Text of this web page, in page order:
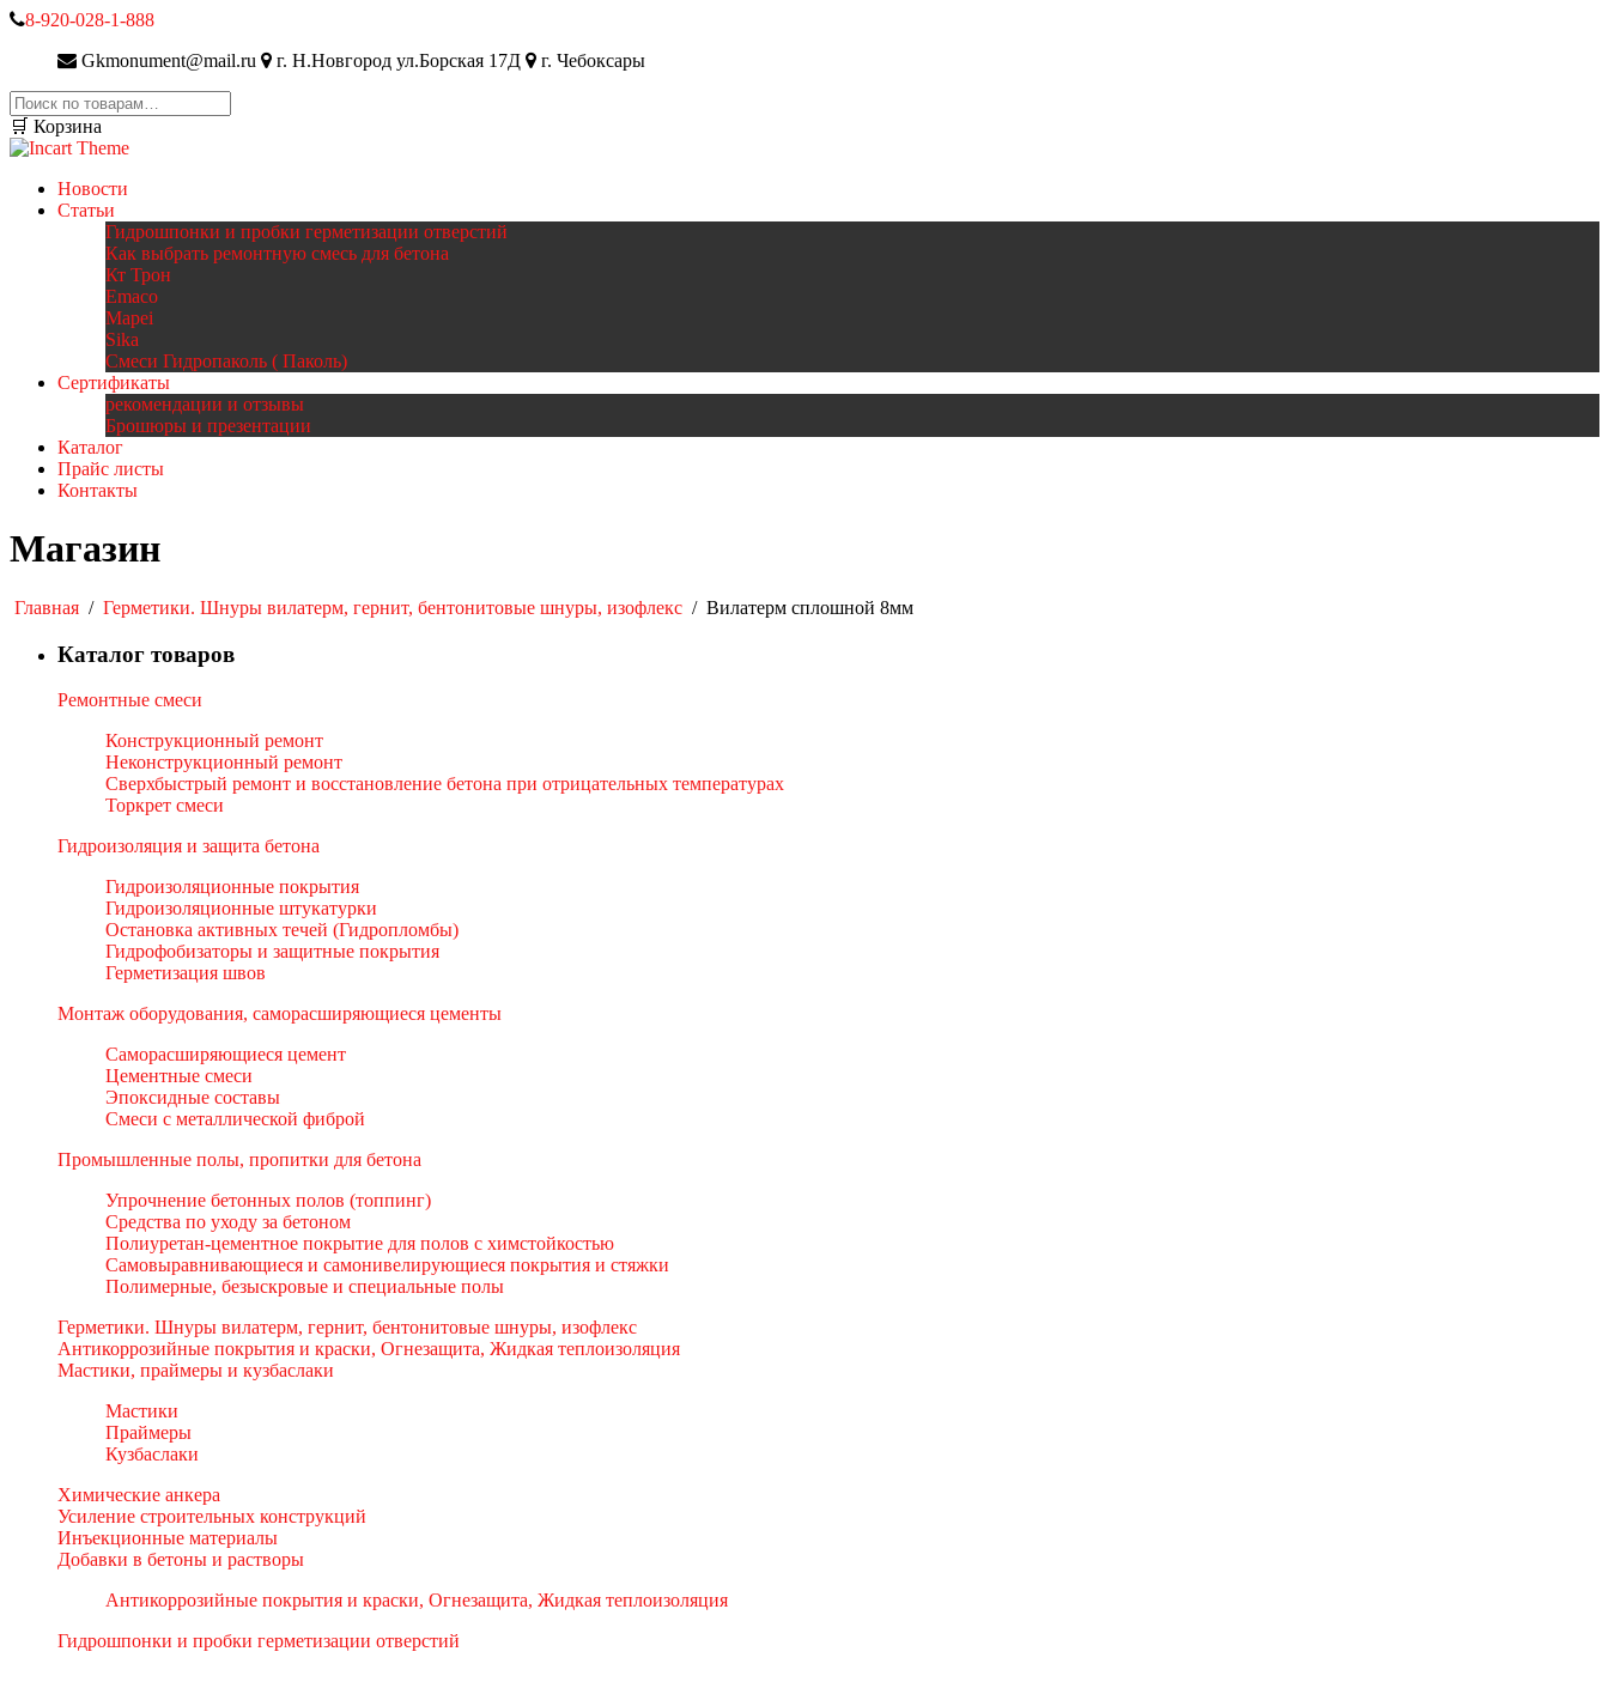
8-920-028-1-888
Gkmonument@mail.ru
г. Н.Новгород ул.Борская 17Д
г. Чебоксары
Искать:
🛒 Корзина
Новости
Статьи
Гидрошпонки и пробки герметизации отверстий
Как выбрать ремонтную смесь для бетона
Кт Трон
Emaco
Mapei
Sika
Смеси Гидропаколь ( Паколь)
Сертификаты
рекомендации и отзывы
Брошюры и презентации
Каталог
Прайс листы
Контакты
Магазин
Главная / Герметики. Шнуры вилатерм, гернит, бентонитовые шнуры, изофлекс / Вилатерм сплошной 8мм
Каталог товаров
Ремонтные смеси
Конструкционный ремонт
Неконструкционный ремонт
Сверхбыстрый ремонт и восстановление бетона при отрицательных температурах
Торкрет смеси
Гидроизоляция и защита бетона
Гидроизоляционные покрытия
Гидроизоляционные штукатурки
Остановка активных течей (Гидропломбы)
Гидрофобизаторы и защитные покрытия
Герметизация швов
Монтаж оборудования, саморасширяющиеся цементы
Саморасширяющиеся цемент
Цементные смеси
Эпоксидные составы
Смеси с металлической фиброй
Промышленные полы, пропитки для бетона
Упрочнение бетонных полов (топпинг)
Средства по уходу за бетоном
Полиуретан-цементное покрытие для полов с химстойкостью
Самовыравнивающиеся и самонивелирующиеся покрытия и стяжки
Полимерные, безыскровые и специальные полы
Герметики. Шнуры вилатерм, гернит, бентонитовые шнуры, изофлекс
Антикоррозийные покрытия и краски, Огнезащита, Жидкая теплоизоляция
Мастики, праймеры и кузбаслаки
Мастики
Праймеры
Кузбаслаки
Химические анкера
Усиление строительных конструкций
Инъекционные материалы
Добавки в бетоны и растворы
Антикоррозийные покрытия и краски, Огнезащита, Жидкая теплоизоляция
Гидрошпонки и пробки герметизации отверстий